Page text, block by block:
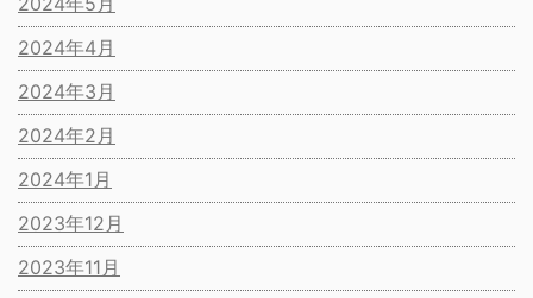
2024年4月
2024年3月
2024年2月
2024年1月
2023年12月
2023年11月